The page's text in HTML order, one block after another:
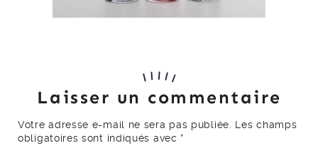
Laisser un commentaire
Votre adresse e-mail ne sera pas publiée.
Les champs
obligatoires sont indiqués avec *